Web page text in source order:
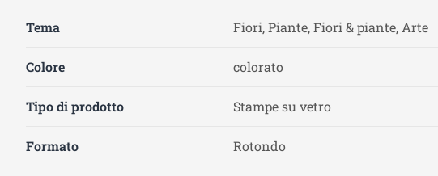
Tema Fiori, Piante, Fiori & piante, Arte
Colore colorato
Tipo di prodotto Stampe su vetro
Formato Rotondo